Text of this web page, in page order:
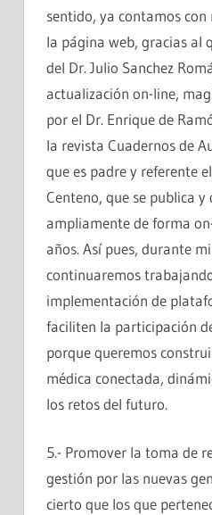
sentido, ya contamos
la página web, gracias al
del Dr. Julio Sanchez
actualización on-line,
por el Dr. Enrique de
la revista Cuadernos de
que es padre y referente
Centeno, que se publica
ampliamente de forma
años. Así pues, durante
continuaremos
implementación de
faciliten la participación
porque queremos
médica conectada,
los retos del futuro.
5.- Promover la toma de
gestión por las nuevas
cierto que los que